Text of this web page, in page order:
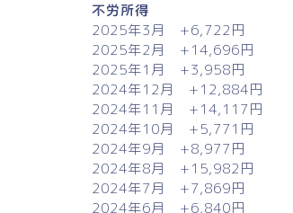
不労所得
2025年3月 +6,722円
2025年2月 +14,696円
2025年1月 +3,958円
2024年12月 +12,884円
2024年11月 +14,117円
2024年10月 +5,771円
2024年9月 +8,977円
2024年8月 +15,982円
2024年7月 +7,869円
2024年6月 +6,840円